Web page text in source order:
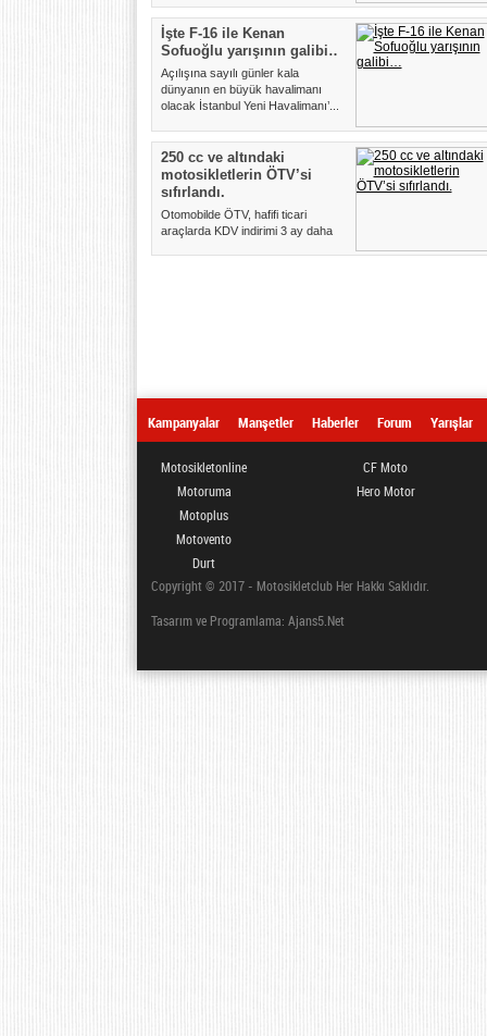
İşte F-16 ile Kenan
Sofuoğlu yarışının galibi…
Açılışına sayılı günler kala
dünyanın en büyük havalimanı
olacak İstanbul Yeni Havalimanı’...
250 cc ve altındaki
motosikletlerin ÖTV’si
sıfırlandı.
Otomobilde ÖTV, hafifi ticari
araçlarda KDV indirimi 3 ay daha
Kampanyalar Manşetler Haberler Forum Yarışlar
Motosikletonline
Motoruma
Motoplus
Motovento
Durt
CF Moto
Hero Motor
Copyright © 2017 - Motosikletclub Her Hakkı Saklıdır.
Tasarım ve Programlama: Ajans5.Net